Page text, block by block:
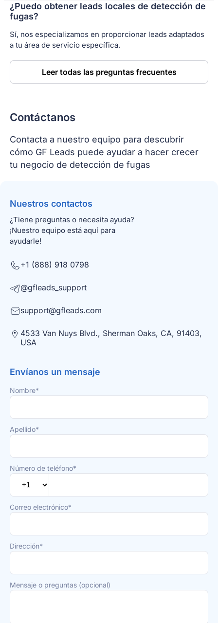
¿Puedo obtener leads locales de detección de
fugas?
Sí, nos especializamos en proporcionar leads adaptados
a tu área de servicio específica.
Leer todas las preguntas frecuentes
Contáctanos
Contacta a nuestro equipo para descubrir
cómo GF Leads puede ayudar a hacer crecer
tu negocio de detección de fugas
Nuestros contactos
¿Tiene preguntas o necesita ayuda?
¡Nuestro equipo está aquí para
ayudarle!
+1 (888) 918 0798
@gfleads_support
support@gfleads.com
4533 Van Nuys Blvd., Sherman Oaks, CA, 91403,
USA
Envíanos un mensaje
Nombre*
Apellido*
Número de teléfono*
Correo electrónico*
Dirección*
Mensaje o preguntas (opcional)